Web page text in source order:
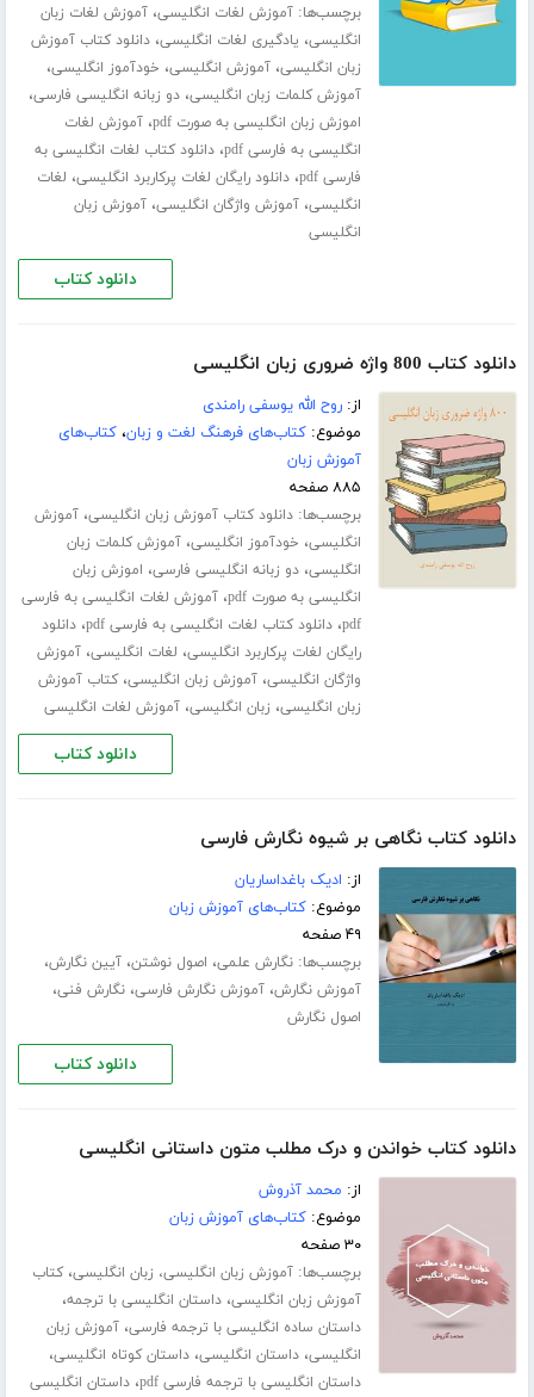
برچسب‌ها:آموزش لغات انگلیسی،آموزش لغات زبان
انگلیسی، یادگیری لغات انگلیسی،دانلود کتاب آموزش
زبان انگلیسی،آموزش انگلیسی، خودآموز انگلیسی،
آموزش کلمات زبان انگلیسی،دو زبانه انگلیسی فارسی،
اموزش زبان انگلیسی به صورت pdf ،آموزش لغات
انگلیسی به فارسی pdf
،دانلود کتاب لغات انگلیسی به
فارسی pdf
،دانلود رایگان لغات پرکاربرد انگلیسی، لغات
انگلیسی،آموزش واژگان انگلیسی،آموزش زبان
انگلیسی
دانلود کتاب
دانلود کتاب 800 واژه ضروری زبان انگلیسی
از:روح الله یوسفی رامندی
موضوع:کتاب‌های فرهنگ لغت و زبان،کتاب‌های
آموزش زبان
۸۸۵ صفحه
برچسب‌ها:دانلود کتاب آموزش زبان انگلیسی،آموزش
انگلیسی، خودآموز انگلیسی،آموزش کلمات زبان
انگلیسی،دو زبانه انگلیسی فارسی، اموزش زبان
انگلیسی به صورت pdf
،آموزش لغات انگلیسی به فارسی
pdf،دانلود کتاب لغات انگلیسی به فارسی pdf ،دانلود
رایگان لغات پرکاربرد انگلیسی، لغات انگلیسی،آموزش
واژگان انگلیسی،آموزش زبان انگلیسی،کتاب آموزش
زبان انگلیسی، زبان انگلیسی،آموزش لغات انگلیسی
دانلود کتاب
دانلود کتاب نگاهی بر شیوه نگارش فارسی
از: ادیک باغداساریان
موضوع:کتاب‌های آموزش زبان
۴۹ صفحه
برچسب‌ها:نگارش علمی، اصول نوشتن،آیین نگارش،
آموزش نگارش،آموزش نگارش فارسی،نگارش فنی،
اصول نگارش
دانلود کتاب
دانلود کتاب خواندن و درک مطلب متون داستانی انگلیسی
از: محمد آذروش
موضوع:کتاب‌های آموزش زبان
۳۰ صفحه
برچسب‌ها:آموزش زبان انگلیسی، زبان انگلیسی،کتاب
آموزش زبان انگلیسی،داستان انگلیسی با ترجمه،
داستان ساده انگلیسی با ترجمه فارسی،آموزش زبان
انگلیسی،داستان انگلیسی،داستان کوتاه انگلیسی،
داستان انگلیسی با ترجمه فارسی pdf ،داستان انگلیسی